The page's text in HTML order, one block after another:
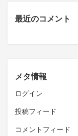
最近のコメント
メタ情報
ログイン
投稿フィード
コメントフィード